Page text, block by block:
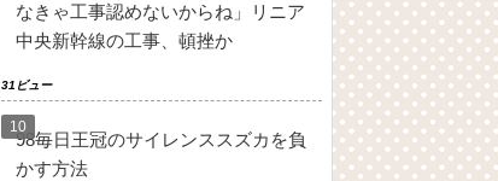
なきゃ工事認めないからね」リニア
中央新幹線の工事、頓挫か
31ビュー
98毎日王冠のサイレンススズカを負
かす方法